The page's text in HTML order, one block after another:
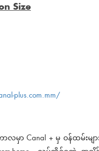
Size
plus.com.mm/
မှာ Canal + မှ ဝန်ထမ်းမျာ